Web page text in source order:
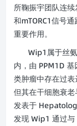
所鞠振宇团队连
和mTORC1信号通
重要作用。
Wip1 属于丝
内，由 PPM1D 基
类肿瘤中存在过表
但其在干细胞衰
发表于
发现 Wip1 通过与